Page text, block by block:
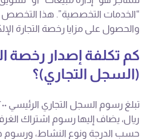
“الخدمات التخصصية”. هذا التخصص
والحصول على مزايا رخصة التجارة
كم تكلفة إصدار رخصة
(السجل التجاري)؟
ريال، يضاف إليها رسوم اشتراك
حسب الدرجة ونوع النشاط، ورسوم